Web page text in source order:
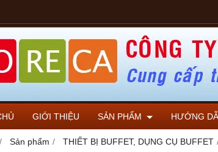
GIỚI THIỆU SẢN PHẨM HƯỚNG
Sản phẩm THIẾT BỊ BUFFET, DỤNG CỤ BUFFET